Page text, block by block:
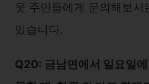
웃 주민들에게 문의해보시
있습니다.
Q20: 금남면에서 일요일